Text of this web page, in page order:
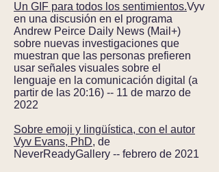
Un GIF para todos los sentimientos.Vyv
en una discusión en el programa
Andrew Peirce Daily News (Mail+)
sobre nuevas investigaciones que
muestran que las personas prefieren
usar señales visuales sobre el
lenguaje en la comunicación digital (a
partir de las 20:16) -- 11 de marzo de
2022
Sobre emoji y lingüística, con el autor
Vyv Evans, PhD, de
NeverReadyGallery -- febrero de 2021